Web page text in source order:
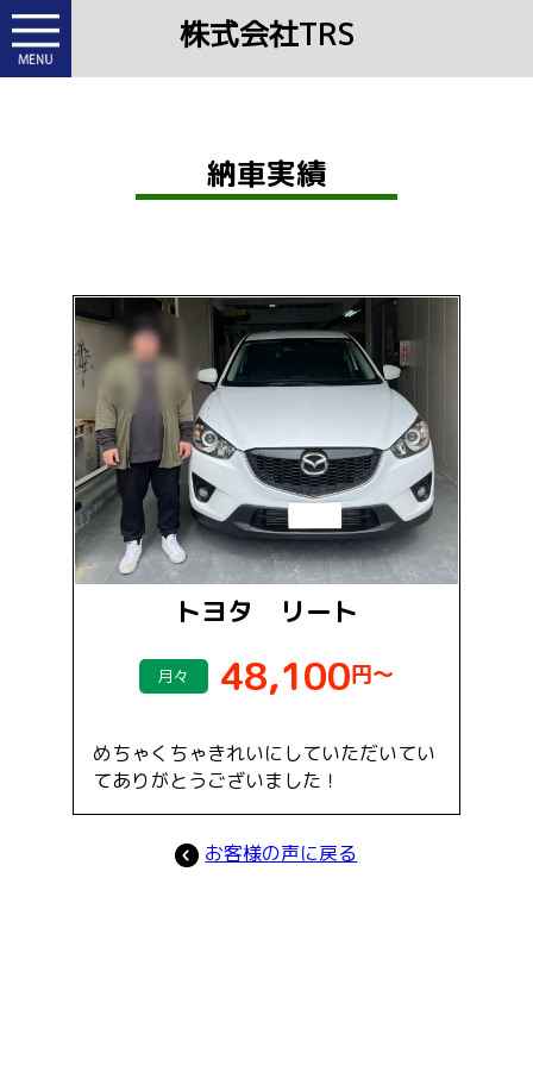
株式会社TRS
納車実績
トヨタ リート
月々 48,100円～
めちゃくちゃきれいにしていただいてい
てありがとうございました！
お客様の声に戻る